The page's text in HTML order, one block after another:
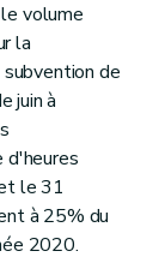
volume
la
de
juin à
d'heures
le 31
à 25% du
2020.